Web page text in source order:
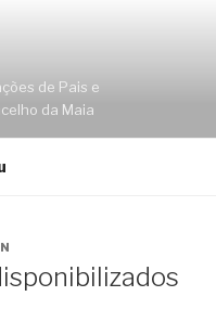
de Pais e
da Maia